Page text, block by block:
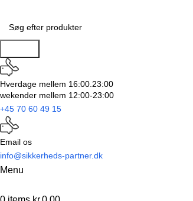
Hverdage mellem 16:00.23:00
wekender mellem 12:00-23:00
+45 70 60 49 15
Email os
info@sikkerheds-partner.dk
Menu